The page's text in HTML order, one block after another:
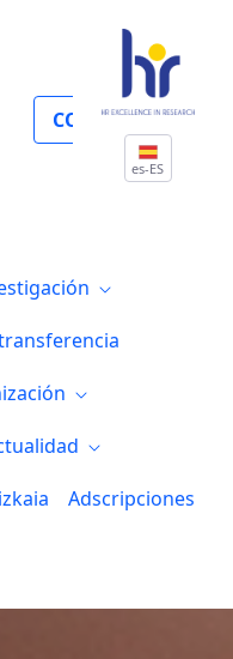
COLABORA
es-ES
Adscripciones